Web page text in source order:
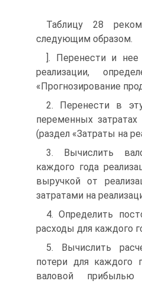
Таблицу 28
следующим образом.
]. Перенести и
реализации,
«Прогнозирование
2. Перенести в
переменных
(раздел «Затраты на
3. Вычислить
каждого года
выручкой от
затратами на
4. Определить
расходы для каждого
5. Вычислить
потери для каждого
валовой